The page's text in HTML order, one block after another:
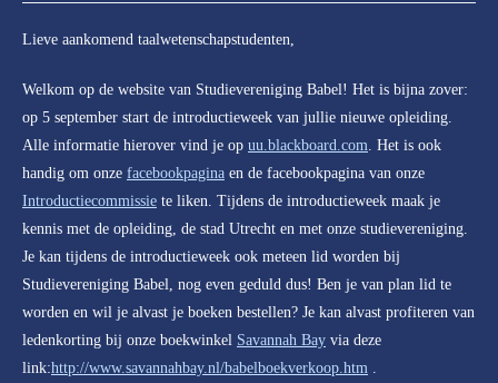
Lieve aankomend taalwetenschapstudenten,
Welkom op de website van Studievereniging Babel! Het is bijna zover:
op 5 september start de introductieweek van jullie nieuwe opleiding.
Alle informatie hierover vind je op uu.blackboard.com. Het is ook
handig om onze facebookpagina en de facebookpagina van onze
Introductiecommissie te liken. Tijdens de introductieweek maak je
kennis met de opleiding, de stad Utrecht en met onze studievereniging.
Je kan tijdens de introductieweek ook meteen lid worden bij
Studievereniging Babel, nog even geduld dus! Ben je van plan lid te
worden en wil je alvast je boeken bestellen? Je kan alvast profiteren van
ledenkorting bij onze boekwinkel Savannah Bay via deze
link:http://www.savannahbay.nl/babelboekverkoop.htm .